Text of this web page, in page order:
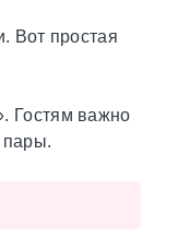
Вот простая
Гостям важно
пары.